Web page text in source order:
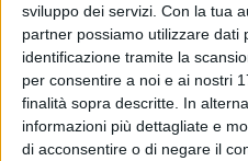
sviluppo dei servizi. Con la tua
partner possiamo utilizzare dati
identificazione tramite la
per consentire a noi e ai nostri
finalità sopra descritte. In
informazioni più dettagliate e
di acconsentire o di negare il
I medicinali sosterranno
convenzionate con Banco
almeno 502.000 persone
Alla Raccolta hanno
Italia, più di 27.300 volontari